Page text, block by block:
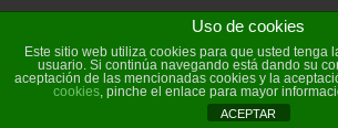
Powered bySochicat| Designed by
© Copyright 2026, All Rights
Uso de cookies
Este sitio web utiliza cookies para que usted tenga
usuario. Si continúa navegando está dando su
aceptación de las mencionadas cookies y la
cookies, pinche el enlace para mayor
ACEPTAR